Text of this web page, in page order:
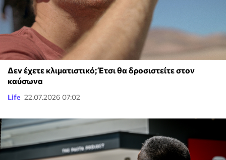
Δεν έχετε κλιματιστικό; Έτσι θα δροσιστείτε στον
καύσωνα
Life 22.07.2026 07:02